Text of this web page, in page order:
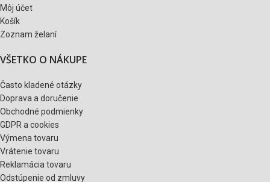
Môj účet
Košík
Zoznam želaní
VŠETKO O NÁKUPE
Často kladené otázky
Doprava a doručenie
Obchodné podmienky
GDPR a cookies
Výmena tovaru
Vrátenie tovaru
Reklamácia tovaru
Odstúpenie od zmluvy